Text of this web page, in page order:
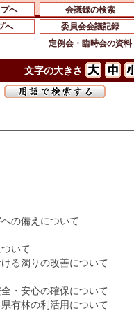
へ
へ
会議録の検索
委員会会議記録
定例会・臨時会の資料
文字の大きさ
の備えについて
いて
る濁りの改善について
・安心の確保について
有林の利活用について